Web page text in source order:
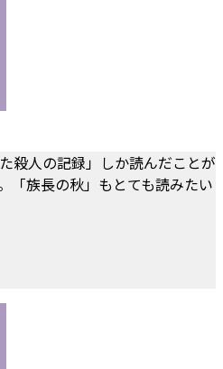
殺人の記録」しか読んだことが
「族長の秋」もとても読みたい